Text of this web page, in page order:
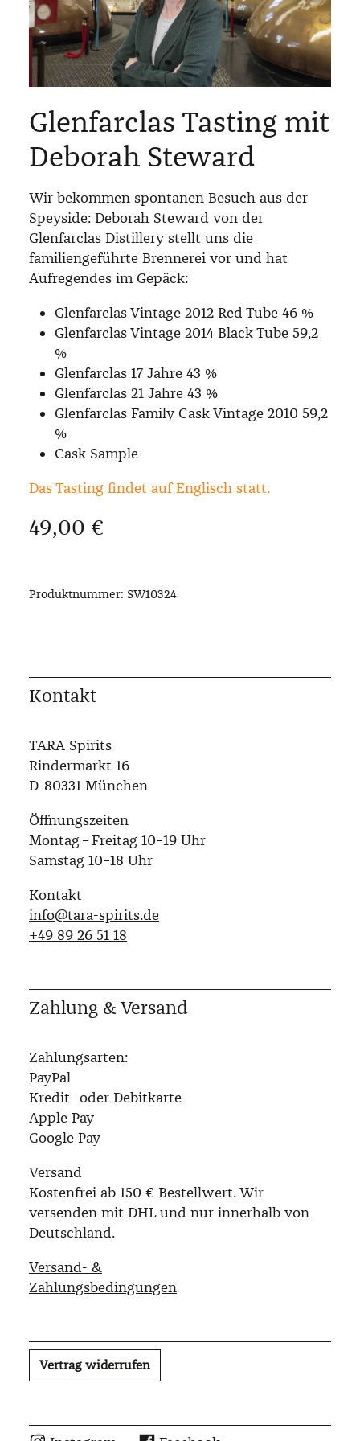
Glenfarclas Tasting mit
Deborah Steward
Wir bekommen spontanen Besuch aus der
Speyside: Deborah Steward von der
Glenfarclas Distillery stellt uns die
familiengeführte Brennerei vor und hat
Aufregendes im Gepäck:
Glenfarclas Vintage 2012 Red Tube 46 %
Glenfarclas Vintage 2014 Black Tube 59,2
%
Glenfarclas 17 Jahre 43 %
Glenfarclas 21 Jahre 43 %
Glenfarclas Family Cask Vintage 2010 59,2
%
Cask Sample
Das Tasting findet auf Englisch statt.
Regulärer Preis:
49,00 €
Produktnummer: SW10324
Kontakt
TARA Spirits
Rindermarkt 16
D-80331 München
Öffnungszeiten
Montag – Freitag 10–19 Uhr
Samstag 10–18 Uhr
Kontakt
info@tara-spirits.de
‭+49 89 26 51 18‬
Zahlung & Versand
Zahlungsarten:
PayPal
Kredit- oder Debitkarte
Apple Pay
Google Pay
Versand
Kostenfrei ab 150 € Bestellwert. Wir
versenden mit DHL und nur innerhalb von
Deutschland.
Versand- &
Zahlungsbedingungen
Vertrag widerrufen